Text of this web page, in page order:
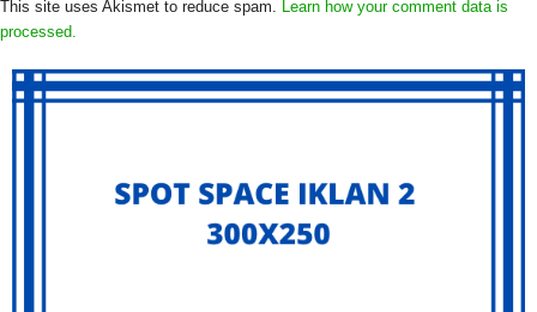
This site uses Akismet to reduce spam. Learn how your comment data is
processed.